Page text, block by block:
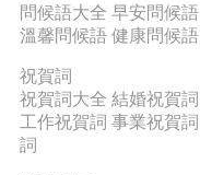
問候語大全 早安問候語
溫馨問候語 健康問候語
祝賀詞
祝賀詞大全 結婚祝賀詞
工作祝賀詞 事業祝賀詞
詞